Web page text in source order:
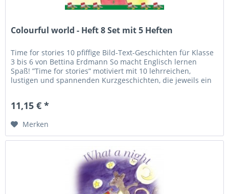
Colourful world - Heft 8 Set mit 5 Heften
Time for stories 10 pfiffige Bild-Text-Geschichten für Klasse
3 bis 6 von Bettina Erdmann So macht Englisch lernen
Spaß! ”Time for stories” motiviert mit 10 lehrreichen,
lustigen und spannenden Kurzgeschichten, die jeweils ein
11,15 € *
Merken